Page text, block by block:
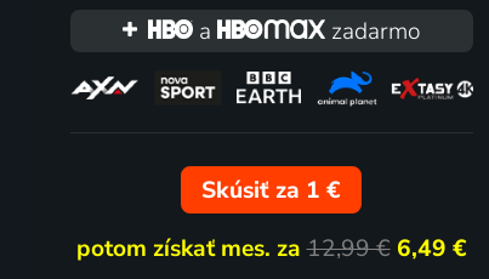
a
zadarmo
Skúsiť za 1 €
potom získať mes. za12,99 € 6,49 €